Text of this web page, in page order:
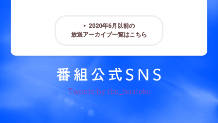
2020年6月以前の
放送アーカイブ一覧はこちら
Tweets by tbs_houtoku